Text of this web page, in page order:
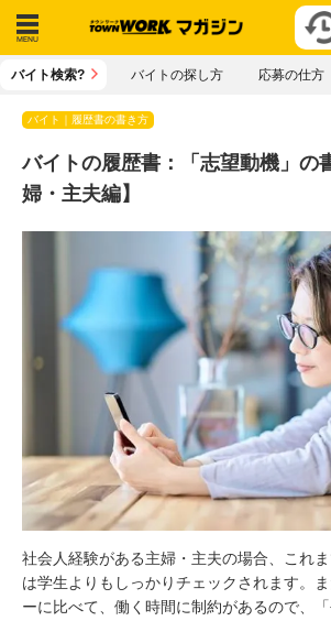
メニ
バイト検索? バイトの探し方 応募の仕方
バイト｜履歴書の書き方
バイトの履歴書：「志望動機」の
婦・主夫編】
社会人経験がある主婦・主夫の場合、これ
は学生よりもしっかりチェックされます。
ーに比べて、働く時間に制約があるので、「